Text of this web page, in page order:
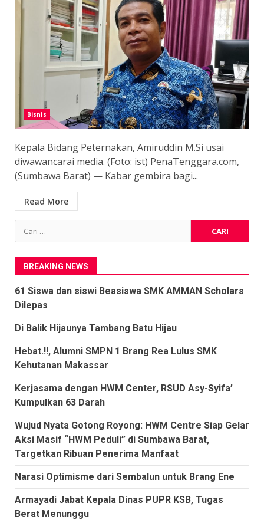
Bisnis
Kepala Bidang Peternakan, Amiruddin M.Si usai
diwawancarai media. (Foto: ist) PenaTenggara.com,
(Sumbawa Barat) — Kabar gembira bagi...
Read More
Cari
untuk:
BREAKING NEWS
61 Siswa dan siswi Beasiswa SMK AMMAN Scholars
Dilepas
Di Balik Hijaunya Tambang Batu Hijau
Hebat.!!, Alumni SMPN 1 Brang Rea Lulus SMK
Kehutanan Makassar
Kerjasama dengan HWM Center, RSUD Asy-Syifa’
Kumpulkan 63 Darah
Wujud Nyata Gotong Royong: HWM Centre Siap Gelar
Aksi Masif “HWM Peduli” di Sumbawa Barat,
Targetkan Ribuan Penerima Manfaat
Narasi Optimisme dari Sembalun untuk Brang Ene
Armayadi Jabat Kepala Dinas PUPR KSB, Tugas
Berat Menunggu